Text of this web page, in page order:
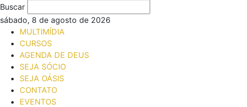
Buscar
sábado, 8 de agosto de 2026
MULTIMÍDIA
CURSOS
AGENDA DE DEUS
SEJA SÓCIO
SEJA OÁSIS
CONTATO
EVENTOS